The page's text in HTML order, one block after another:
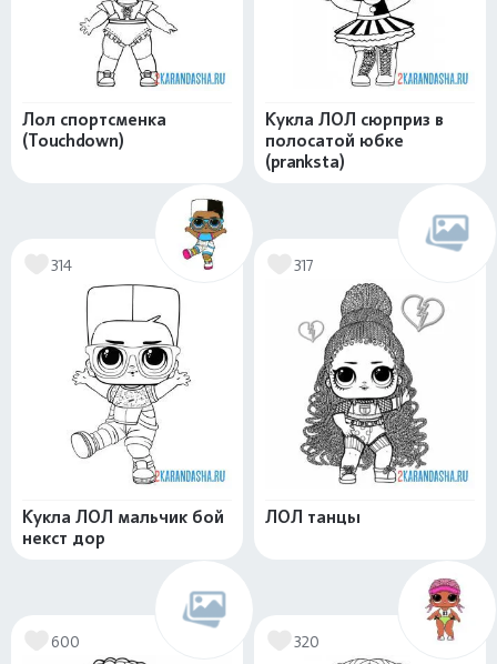
Лол спортсменка
(Touchdown)
Кукла ЛОЛ сюрприз в
полосатой юбке
(pranksta)
314
Кукла ЛОЛ мальчик бой
некст дор
317
ЛОЛ танцы
600 320